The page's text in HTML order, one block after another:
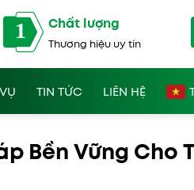
1 Chất lượng
Thương hiệu uy tín
TIN TỨC LIÊN HỆ
Bền Vững Cho